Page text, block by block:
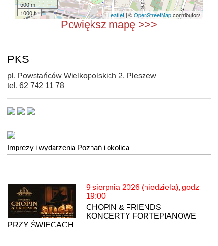
500 m
1000 ft
Leaflet | ©OpenStreetMapcontributors
Powiększ mapę >>>
PKS
pl. Powstańców Wielkopolskich 2, Pleszew
tel. 62 742 11 78
Imprezy i wydarzenia Poznań i okolica
9 sierpnia 2026 (niedziela), godz.
19:00
CHOPIN & FRIENDS –
KONCERTY FORTEPIANOWE
PRZY ŚWIECACH